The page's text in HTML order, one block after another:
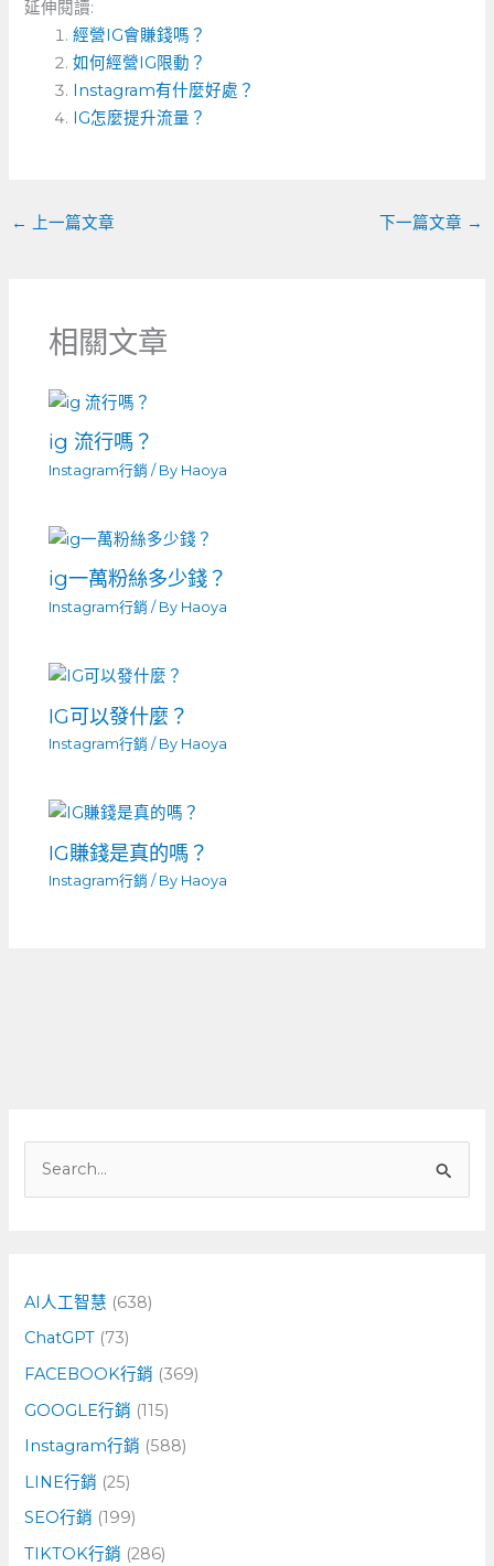
c
e
b
o
ss
e
n
g
e C
h
a
t
延伸閱讀:
經營IG會賺錢嗎？
如何經營IG限動？
Instagram有什麼好處？
IG怎麼提升流量？
← 上一篇文章 下一篇文章 →
相關文章
ig 流行嗎？
Instagram行銷 / By Haoya
ig一萬粉絲多少錢？
Instagram行銷 / By Haoya
IG可以發什麼？
Instagram行銷 / By Haoya
IG賺錢是真的嗎？
Instagram行銷 / By Haoya
字
:
AI人工智慧 (638)
ChatGPT (73)
FACEBOOK行銷 (369)
GOOGLE行銷 (115)
Instagram行銷 (588)
LINE行銷 (25)
SEO行銷 (199)
TIKTOK行銷 (286)